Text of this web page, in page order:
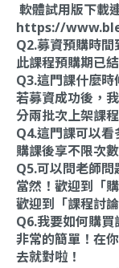
軟體試用版下載
https://
Q2.募資預購時間
此課程預購期已
Q3.這門課什麼時
若募資成功後，
分兩批次上架課
Q4.這門課可以看
購課後享不限次
Q5.可以問老師問
當然！歡迎到「
歡迎到「課程討
Q6.我要如何購買
非常的簡單！在
去就對啦！